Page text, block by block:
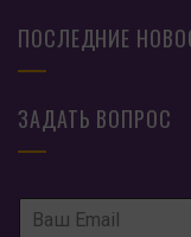
ПОСЛЕДНИЕ
ЗАДАТЬ ВОПРОС